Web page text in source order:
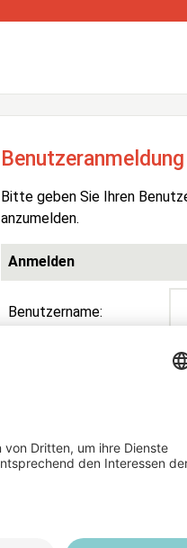
Benutzeranmeldung
Bitte geben Sie Ihren
anzumelden.
Anmelden
Benutzername:
Passwort vergessen?